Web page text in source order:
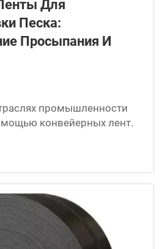
Для
Песка:
Просыпания И
промышленности
конвейерных лент.
и эффективного
из одного места в другое.
ленты могут также
слишком низкой, песок
через края ленты...